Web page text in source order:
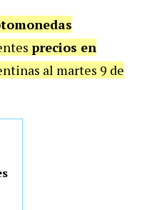
precios en
al martes 9 de